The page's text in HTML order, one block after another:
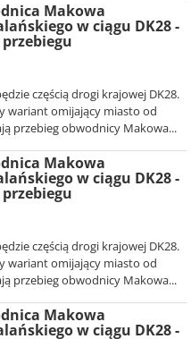
Makowa
w ciągu DK28 -
częścią drogi krajowej DK28.
wariant omijający miasto od
przebieg obwodnicy Makowa...
Makowa
w ciągu DK28 -
częścią drogi krajowej DK28.
wariant omijający miasto od
przebieg obwodnicy Makowa...
Makowa
w ciągu DK28 -